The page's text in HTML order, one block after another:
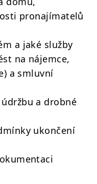
pronajímatelů
a jaké služby
na nájemce,
a smluvní
a drobné
ukončení